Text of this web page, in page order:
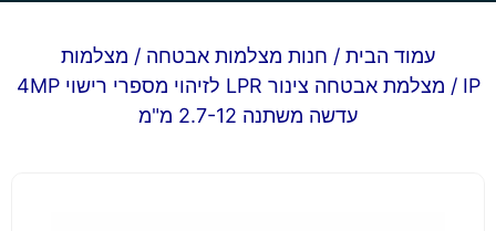
עמוד הבית / חנות מצלמות אבטחה / מצלמות
IP
/ מצלמת אבטחה צינור LPR לזיהוי מספרי רישוי 4MP
עדשה משתנה 2.7-12 מ"מ